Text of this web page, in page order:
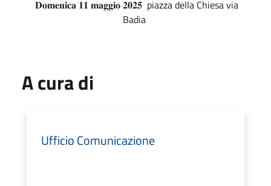
𝐃𝐨𝐦𝐞𝐧𝐢𝐜𝐚 𝟏𝟏 𝐦𝐚𝐠𝐠𝐢𝐨 𝟐𝟎𝟐𝟓 piazza della Chiesa via
Badia
A cura di
Ufficio Comunicazione